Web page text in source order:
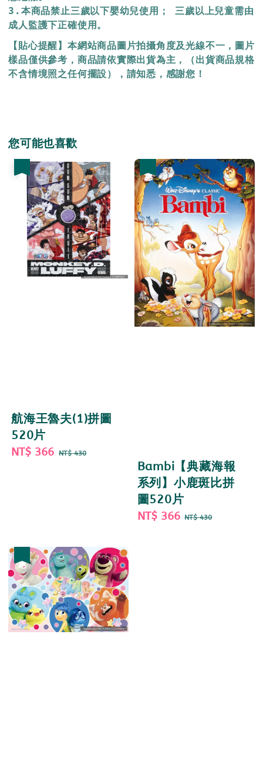
3.本商品禁止三歲以下嬰幼兒使用； 三歲以上兒童需由
成人監護下正確使用。
【貼心提醒】本網站商品圖片拍攝角度及光線不一，圖片
樣品僅供參考，商品請依實際出貨為主，（出貨商品規格
不含情境照之任何擺設），請知悉，感謝您！
您可能也喜歡
航海王魯夫(1)拼圖
520片
Sale
NT$ 366 Regular
NT$ 430
Bambi【典藏海報
系列】小鹿斑比拼
圖520片
Sale
NT$ 366 Regular
NT$ 430